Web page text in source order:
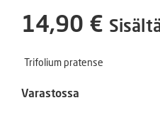
14,90 €
Trifolium pratense
Varastossa